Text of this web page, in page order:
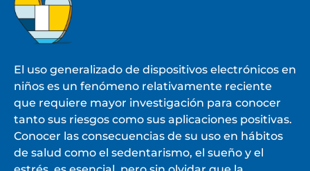
El uso generalizado de dispositivos electrónicos en
niños es un fenómeno relativamente reciente
que requiere mayor investigación para conocer
tanto sus riesgos como sus aplicaciones positivas.
Conocer las consecuencias de su uso en hábitos
de salud como el sedentarismo, el sueño y el